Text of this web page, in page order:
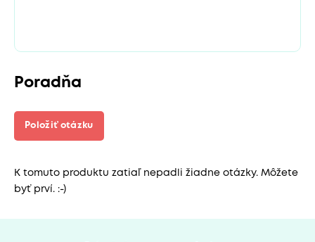
Poradňa
Položiť otázku
K tomuto produktu zatiaľ nepadli žiadne otázky. Môžete
byť prví. :-)